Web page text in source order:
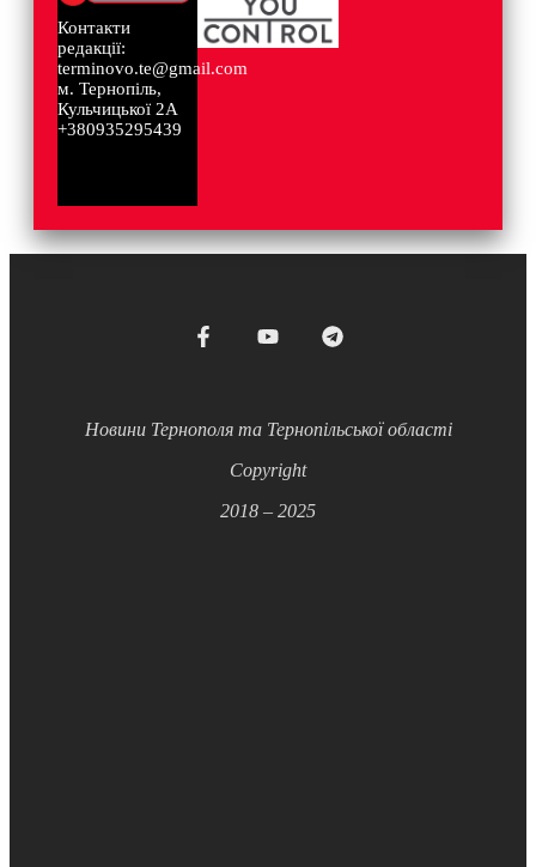
Контакти
редакції:
terminovo.te@gmail.com
м. Тернопіль,
Кульчицької 2А
+380935295439
Новини Тернополя та Тернопільської області
Copyright
2018 – 2025